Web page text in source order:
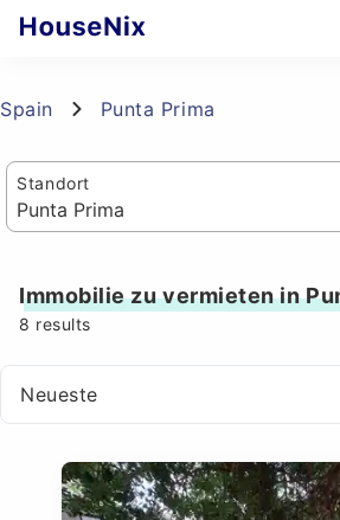
Spain Punta Prima
Standort
Immobilie zu vermieten in
8 results
Neueste